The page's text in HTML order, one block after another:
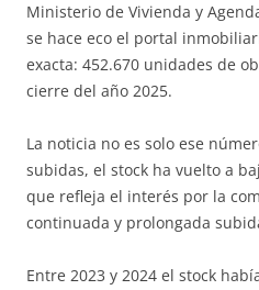
Ministerio de Vivienda y
se hace eco el portal
exacta: 452.670 unidades de
cierre del año 2025.
La noticia no es solo ese
subidas, el stock ha vuelto a
que refleja el interés por la
continuada y prolongada
Entre 2023 y 2024 el stock